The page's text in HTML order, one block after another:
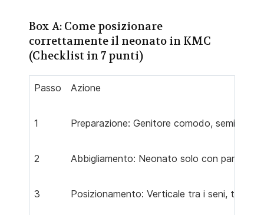
Box A: Come posizionare
correttamente il neonato in KMC
(Checklist in 7 punti)
Passo Azione
1 Preparazione: Genitore comodo, semi-
2 Abbigliamento: Neonato solo con
3 Posizionamento: Verticale tra i seni,